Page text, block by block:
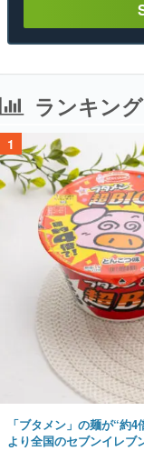
ランキング
1
「ブタメン」の麺が“約
より全国のセブンイレブ